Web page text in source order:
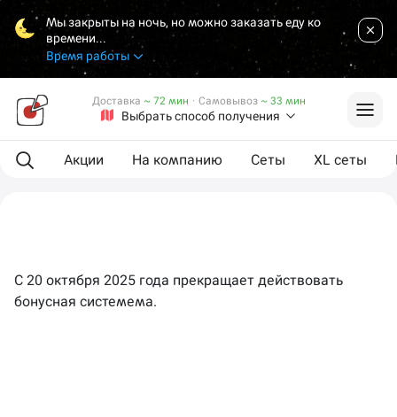
Мы закрыты на ночь, но можно заказать еду ко
времени...
Время работы
Выбрать способ получения
Доставка ~ 72 мин · Самовывоз ~ 33 мин
Акции На компанию Сеты XL сеты
С 20 октября 2025 года прекращает действовать
бонусная системема.